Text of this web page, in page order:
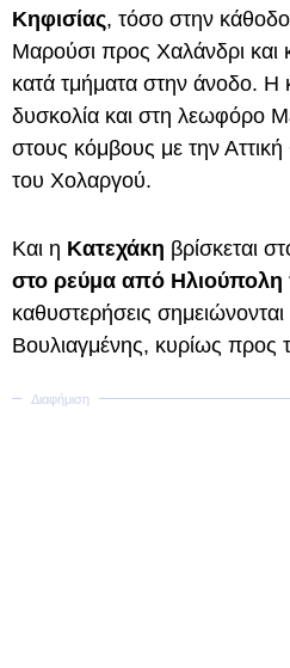
Κηφισίας, τόσο στην
Μαρούσι προς Χαλάνδρι και
κατά τμήματα στην άνοδο. Η
δυσκολία και στη λεωφόρο
στους κόμβους με την
του Χολαργού.
Και η Κατεχάκη βρίσκεται
στο ρεύμα από
καθυστερήσεις
Βουλιαγμένης, κυρίως προς